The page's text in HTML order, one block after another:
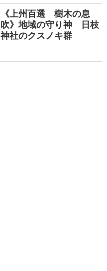
《上州百選 樹木の息
吹》地域の守り神 日枝
神社のクスノキ群